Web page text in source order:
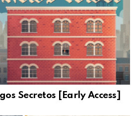
Secretos [Early Access]